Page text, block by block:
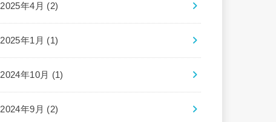
2025年4月 (2)
2025年1月 (1)
2024年10月 (1)
2024年9月 (2)